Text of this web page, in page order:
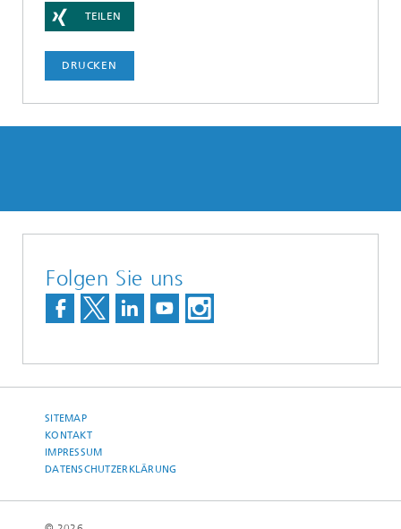
TEILEN
DRUCKEN
Folgen Sie uns
SITEMAP
KONTAKT
IMPRESSUM
DATENSCHUTZERKLÄRUNG